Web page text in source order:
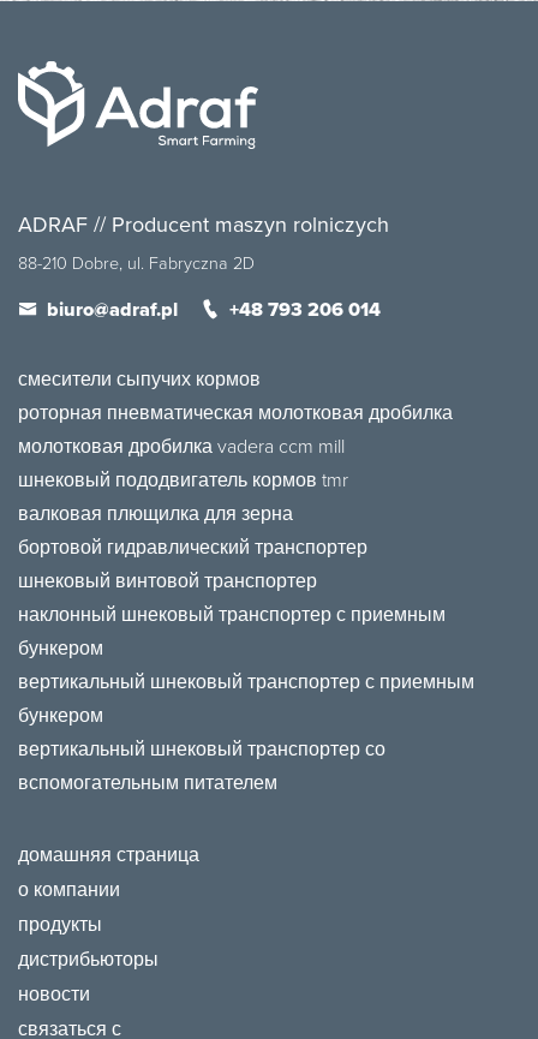
ADRAF // Producent maszyn rolniczych
88-210 Dobre, ul. Fabryczna 2D
biuro@adraf.pl +48 793 206 014
домашняя страница
о компании
продукты
дистрибьюторы
новости
связаться с
смесители сыпучих кормов
роторная пневматическая молотковая дробилка
молотковая дробилка vadera ccm mill
шнековый пододвигатель кормов tmr
валковая плющилка для зерна
бортовой гидравлический транспортер
шнековый винтовой транспортер
наклонный шнековый транспортер с приемным
бункером
вертикальный шнековый транспортер с приемным
бункером
вертикальный шнековый транспортер со
вспомогательным питателем